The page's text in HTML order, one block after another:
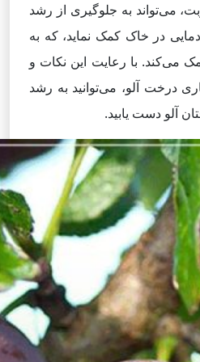
می‌تواند به جلوگیری از رشد
در خاک کمک نماید، که به
می‌کند. با رعایت این نکات و
درخت آلو، می‌توانید به رشد
آلو دست یابید.